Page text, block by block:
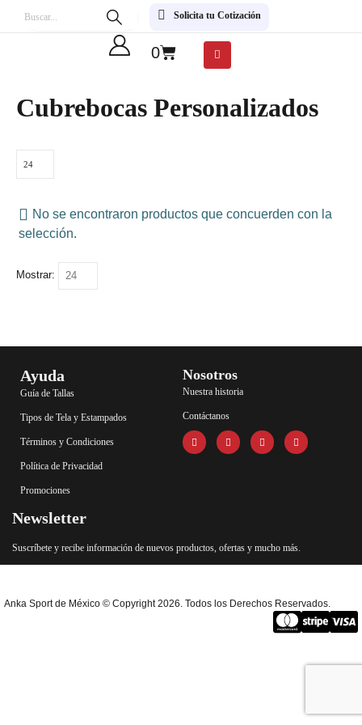
Solicita tu Cotización
0
Cubrebocas Personalizados
No se encontraron productos que concuerden con la
selección.
Mostrar:
Ayuda
Guía de Tallas
Tipos de Tela y Estampados
Términos y Condiciones
Política de Privacidad
Promociones
Nosotros
Nuestra historia
Contáctanos
Newsletter
Suscríbete y recibe información de nuevos productos, ofertas y mucho más.
Anka Sport de México © Copyright 2026. Todos los Derechos Reservados.